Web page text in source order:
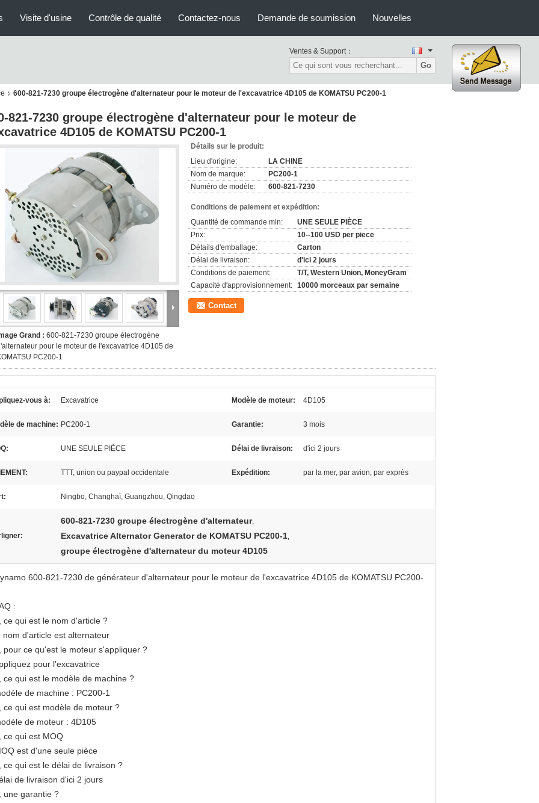
Visite d'usine Contrôle de qualité Contactez-nous Demande de soumission Nouvelles
Ventes & Support：
Go
600-821-7230 groupe électrogène d'alternateur pour le moteur de l'excavatrice 4D105 de KOMATSU PC200-1
821-7230 groupe électrogène d'alternateur pour le moteur de
4D105 de KOMATSU PC200-1
Grand : 600-821-7230 groupe électrogène
pour le moteur de l'excavatrice 4D105 de
PC200-1
Détails sur le produit:
Lieu d'origine:
LA CHINE
Nom de marque:
PC200-1
Numéro de modèle:
600-821-7230
Conditions de paiement et expédition:
Quantité de commande min:
UNE SEULE PIÈCE
Prix:
10--100 USD per piece
Détails d'emballage:
Carton
Délai de livraison:
d'ici 2 jours
Conditions de paiement:
T/T, Western Union, MoneyGram
Capacité d'approvisionnement: 10000 morceaux par semaine
Contact
vous à: Excavatrice Modèle de moteur: 4D105
de machine: PC200-1 Garantie: 3 mois
UNE SEULE PIÈCE Délai de livraison: d'ici 2 jours
TTT, union ou paypal occidentale Expédition: par la mer, par avion, par exprès
Ningbo, Changhaï, Guangzhou, Qingdao
600-821-7230 groupe électrogène d'alternateur,
Excavatrice Alternator Generator de KOMATSU PC200-1,
groupe électrogène d'alternateur du moteur 4D105
600-821-7230 de générateur d'alternateur pour le moteur de l'excavatrice 4D105 de KOMATSU PC200-
:
ce qui est le nom d'article ?
nom d'article est alternateur
pour ce qu'est le moteur s'appliquer ?
pour l'excavatrice
ce qui est le modèle de machine ?
de machine : PC200-1
ce qui est modèle de moteur ?
de moteur : 4D105
ce qui est MOQ
est d'une seule pièce
ce qui est le délai de livraison ?
de livraison d'ici 2 jours
une garantie ?